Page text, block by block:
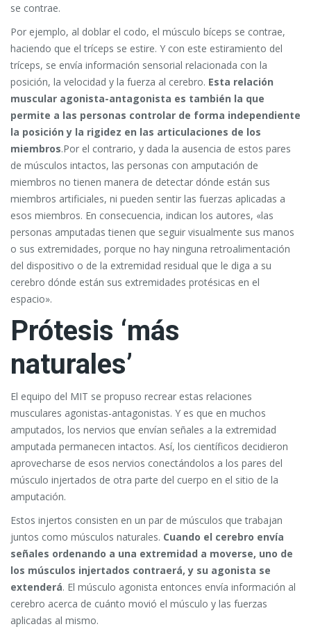
se contrae.
Por ejemplo, al doblar el codo, el músculo bíceps se contrae,
haciendo que el tríceps se estire. Y con este estiramiento del
tríceps, se envía información sensorial relacionada con la
posición, la velocidad y la fuerza al cerebro. Esta relación
muscular agonista-antagonista es también la que
permite a las personas controlar de forma independiente
la posición y la rigidez en las articulaciones de los
miembros.Por el contrario, y dada la ausencia de estos pares
de músculos intactos, las personas con amputación de
miembros no tienen manera de detectar dónde están sus
miembros artificiales, ni pueden sentir las fuerzas aplicadas a
esos miembros. En consecuencia, indican los autores, «las
personas amputadas tienen que seguir visualmente sus manos
o sus extremidades, porque no hay ninguna retroalimentación
del dispositivo o de la extremidad residual que le diga a su
cerebro dónde están sus extremidades protésicas en el
espacio».
Prótesis ‘más
naturales’
El equipo del MIT se propuso recrear estas relaciones
musculares agonistas-antagonistas. Y es que en muchos
amputados, los nervios que envían señales a la extremidad
amputada permanecen intactos. Así, los científicos decidieron
aprovecharse de esos nervios conectándolos a los pares del
músculo injertados de otra parte del cuerpo en el sitio de la
amputación.
Estos injertos consisten en un par de músculos que trabajan
juntos como músculos naturales. Cuando el cerebro envía
señales ordenando a una extremidad a moverse, uno de
los músculos injertados contraerá, y su agonista se
extenderá. El músculo agonista entonces envía información al
cerebro acerca de cuánto movió el músculo y las fuerzas
aplicadas al mismo.